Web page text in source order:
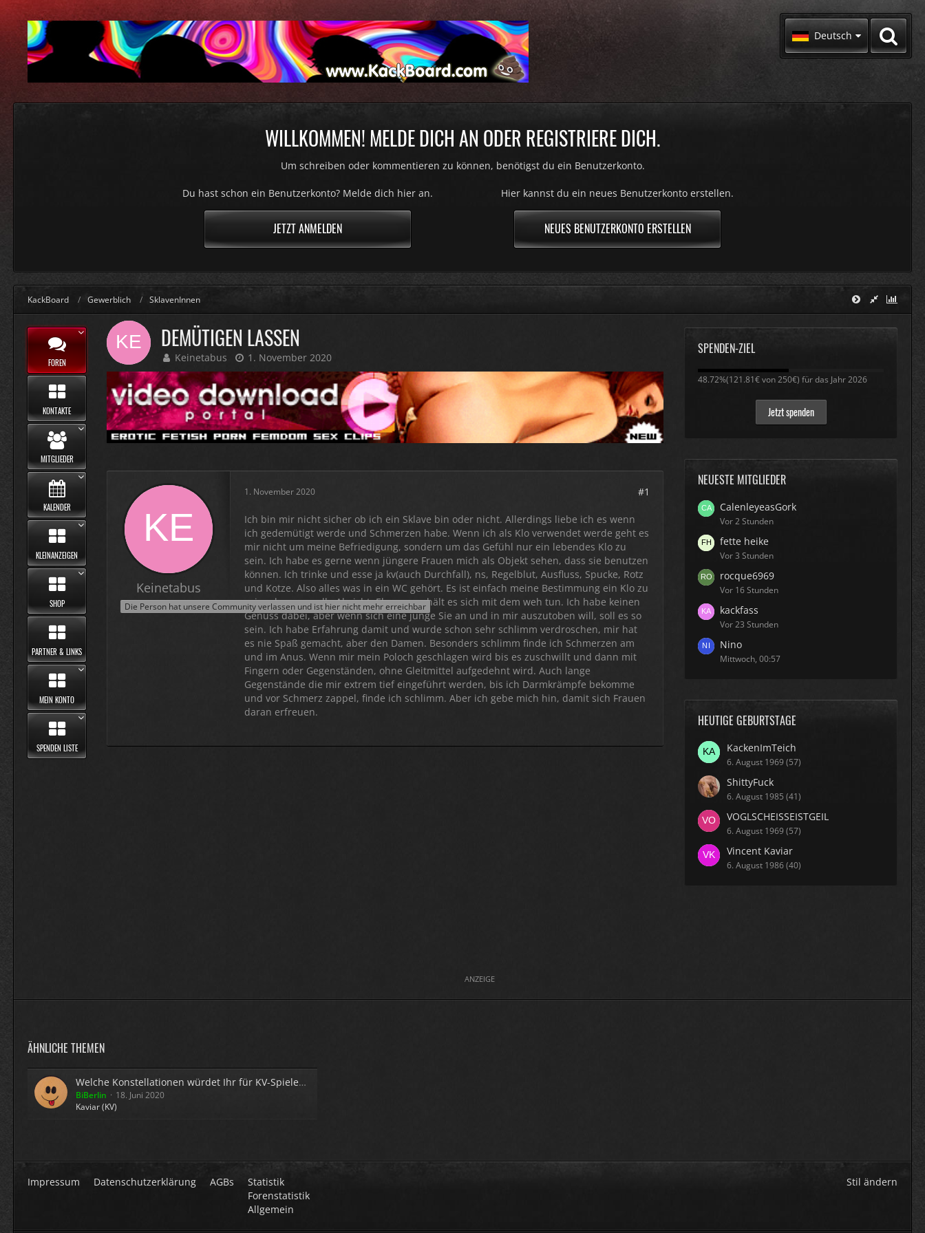
Deutsch
WILLKOMMEN! MELDE DICH AN ODER REGISTRIERE DICH.
Um schreiben oder kommentieren zu können, benötigst du ein Benutzerkonto.
Du hast schon ein Benutzerkonto? Melde dich hier an.
JETZT ANMELDEN
Hier kannst du ein neues Benutzerkonto erstellen.
NEUES BENUTZERKONTO ERSTELLEN
KackBoard Gewerblich SklavenInnen
FOREN
KONTAKTE
MITGLIEDER
KALENDER
KLEINANZEIGEN
SHOP
PARTNER & LINKS
MEIN KONTO
SPENDEN LISTE
DEMÜTIGEN LASSEN
Keinetabus 1. November 2020
Keinetabus
Die Person hat unsere Community verlassen und ist hier nicht mehr erreichbar
1. November 2020 #1
Ich bin mir nicht sicher ob ich ein Sklave bin oder nicht. Allerdings liebe ich es wenn
ich gedemütigt werde und Schmerzen habe. Wenn ich als Klo verwendet werde geht es
mir nicht um meine Befriedigung, sondern um das Gefühl nur ein lebendes Klo zu
sein. Ich habe es gerne wenn jüngere Frauen mich als Objekt sehen, dass sie benutzen
können. Ich trinke und esse ja kv(auch Durchfall), ns, Regelblut, Ausfluss, Spucke, Rotz
und Kotze. Also alles was in ein WC gehört. Es ist einfach meine Bestimmung ein Klo zu
sein, ohne sexuelle Absicht. Ebenso verhält es sich mit dem weh tun. Ich habe keinen
Genuss dabei, aber wenn sich eine junge Sie an und in mir auszutoben will, soll es so
sein. Ich habe Erfahrung damit und wurde schon sehr schlimm verdroschen, mir hat
es nie Spaß gemacht, aber den Damen. Besonders schlimm finde ich Schmerzen am
und im Anus. Wenn mir mein Poloch geschlagen wird bis es zuschwillt und dann mit
Fingern oder Gegenständen, ohne Gleitmittel aufgedehnt wird. Auch lange
Gegenstände die mir extrem tief eingeführt werden, bis ich Darmkrämpfe bekomme
und vor Schmerz zappel, finde ich schlimm. Aber ich gebe mich hin, damit sich Frauen
daran erfreuen.
ANZEIGE
SPENDEN-ZIEL
48.72%
48.72%(121.81€ von 250€) für das Jahr 2026
Jetzt spenden
NEUESTE MITGLIEDER
CalenleyeasGork
Vor 2 Stunden
fette heike
Vor 3 Stunden
rocque6969
Vor 16 Stunden
kackfass
Vor 23 Stunden
Nino
Mittwoch, 00:57
HEUTIGE GEBURTSTAGE
KackenImTeich
6. August 1969 (57)
ShittyFuck
6. August 1985 (41)
VOGLSCHEISSEISTGEIL
6. August 1969 (57)
Vincent Kaviar
6. August 1986 (40)
ÄHNLICHE THEMEN
Welche Konstellationen würdet Ihr für KV-Spiele real bevorzugen?
BiBerlin
18. Juni 2020
Kaviar (KV)
Stil ändern
Impressum Datenschutzerklärung AGBs
Statistik
Forenstatistik
Allgemein